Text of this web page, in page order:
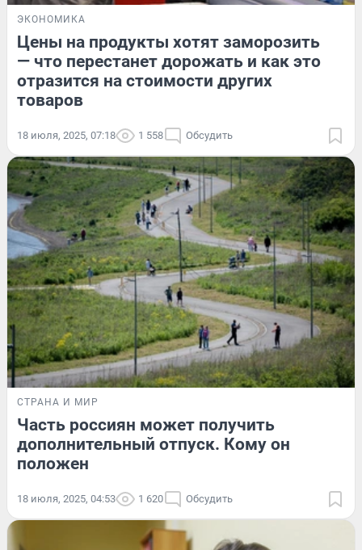
ЭКОНОМИКА
Цены на продукты хотят заморозить
— что перестанет дорожать и как это
отразится на стоимости других
товаров
18 июля, 2025, 07:18 1 558 Обсудить
СТРАНА И МИР
Часть россиян может получить
дополнительный отпуск. Кому он
положен
18 июля, 2025, 04:53 1 620 Обсудить